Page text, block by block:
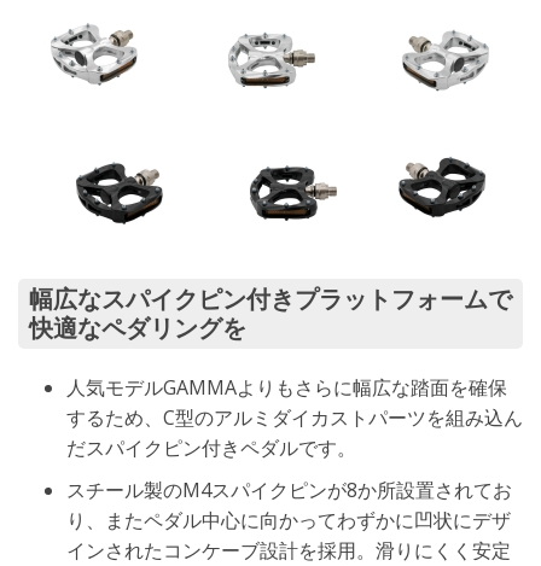
幅広なスパイクピン付きプラットフォームで
快適なペダリングを
人気モデルGAMMAよりもさらに幅広な踏面を確保
するため、C型のアルミダイカストパーツを組み込ん
だスパイクピン付きペダルです。
スチール製のM4スパイクピンが8か所設置されてお
り、またペダル中心に向かってわずかに凹状にデザ
インされたコンケーブ設計を採用。滑りにくく安定